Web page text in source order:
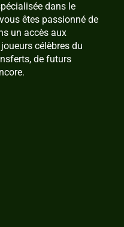
dans le
êtes passionné de
un accès aux
célèbres du
de futurs